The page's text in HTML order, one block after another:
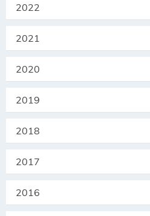
2022
2021
2020
2019
2018
2017
2016